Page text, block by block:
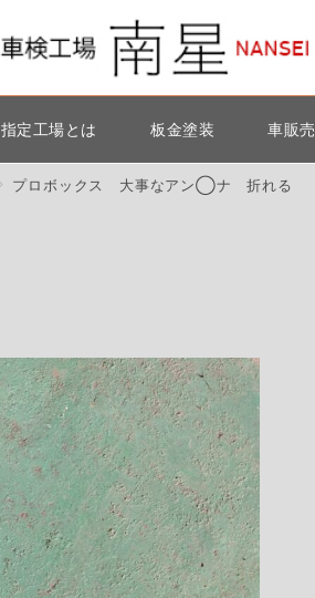
指定工場とは 板金塗装 車販売
プロボックス 大事なアン◯ナ 折れる